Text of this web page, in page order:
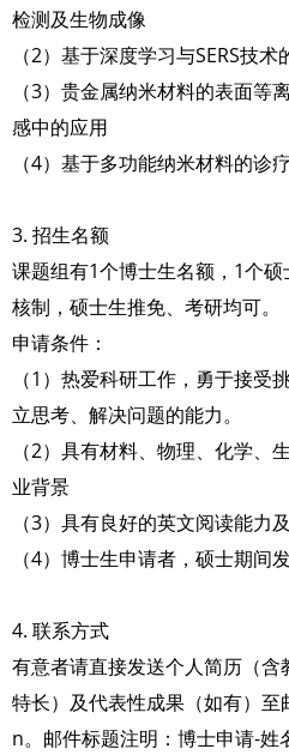
检测及生物成像
（2）基于深度学习与SERS技
（3）贵金属纳米材料的表面等
感中的应用
（4）基于多功能纳米材料的诊
3. 招生名额
课题组有1个博士生名额，1个
核制，硕士生推免、考研均可。
申请条件：
（1）热爱科研工作，勇于接受
立思考、解决问题的能力。
（2）具有材料、物理、化学、
业背景
（3）具有良好的英文阅读能力
（4）博士生申请者，硕士期间
4. 联系方式
有意者请直接发送个人简历（
特长）及代表性成果（如有）
n。邮件标题注明：博士申请-姓